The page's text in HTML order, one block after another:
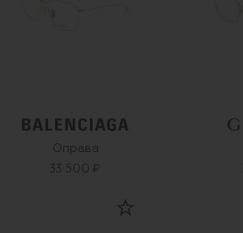
Оправа
33 500 ₽